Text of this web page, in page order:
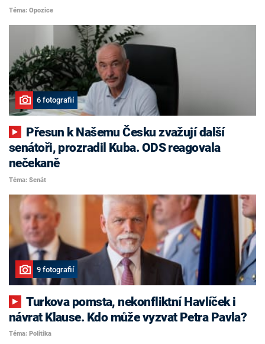
Téma: Opozice
6 fotografií
senátoři, prozradil Kuba. ODS reagovala
nečekaně
Téma: Senát
9 fotografií
Turkova pomsta, nekonfliktní Havlíček i
návrat Klause. Kdo může vyzvat Petra Pavla?
Téma: Politika